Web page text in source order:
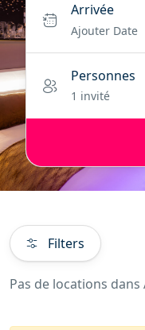
Arrivée
Ajouter Date
Personnes
1 invité
Filters
Pas de locations